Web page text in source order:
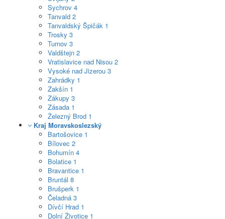
Sychrov 4
Tanvald 2
Tanvaldský Špičák 1
Trosky 3
Turnov 3
Valdštejn 2
Vratislavice nad Nisou 2
Vysoké nad Jizerou 3
Zahrádky 1
Zakšín 1
Zákupy 3
Zásada 1
Železný Brod 1
Kraj Moravskoslezský
Bartošovice 1
Bílovec 2
Bohumín 4
Bolatice 1
Bravantice 1
Bruntál 8
Brušperk 1
Čeladná 3
Dívčí Hrad 1
Dolní Životice 1